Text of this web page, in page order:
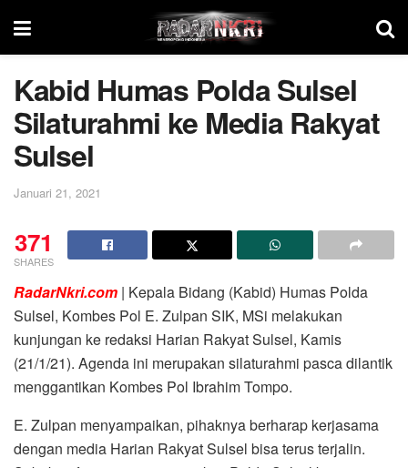
Kabid Humas Polda Sulsel
Silaturahmi ke Media Rakyat
Sulsel
Januari 21, 2021
371
SHARES
RadarNkri.com | Kepala Bidang (Kabid) Humas Polda
Sulsel, Kombes Pol E. Zulpan SIK, MSi melakukan
kunjungan ke redaksi Harian Rakyat Sulsel, Kamis
(21/1/21). Agenda ini merupakan silaturahmi pasca dilantik
menggantikan Kombes Pol Ibrahim Tompo.
E. Zulpan menyampaikan, pihaknya berharap kerjasama
dengan media Harian Rakyat Sulsel bisa terus terjalin.